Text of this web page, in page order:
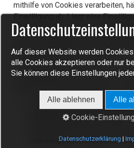
mithilfe von Cookies verarbeiten,
Einwilligung ab. Liegt eine
Rechtsgrundlage. Ohne
unsere berechtigten Interessen, die
diesem Abschnitt und im Kontext
und Verfahren erläutert sind.
Speicherdauer: Im Hinblick auf die
werden die folgenden Arten von
Temporäre Cookies (auch:
Sitzungscookies):Temporäre
Onlineangebot verlassen und
Auf dieser Website werden
alle Cookies akzeptieren oder nur
Sie können diese Einstellungen
Alle ablehnen Alle
Cookie-
Datenschutzerklärung |